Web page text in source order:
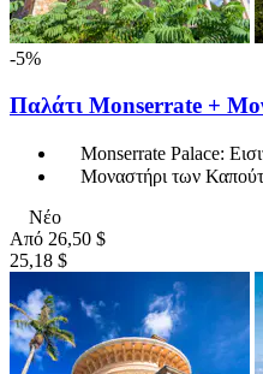
-5%
Παλάτι Monserrate +
Monserrate Palace:
Μοναστήρι των
Νέο
Από 26,50 $
25,18 $